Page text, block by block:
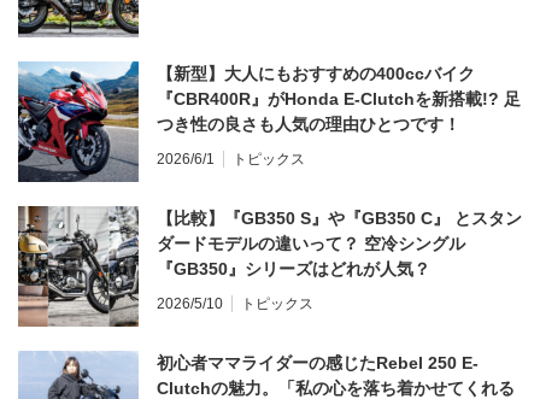
【新型】大人にもおすすめの400ccバイク
『CBR400R』がHonda E-Clutchを新搭載!? 足
つき性の良さも人気の理由ひとつです！
2026/6/1 トピックス
【比較】『GB350 S』や『GB350 C』 とスタン
ダードモデルの違いって？ 空冷シングル
『GB350』シリーズはどれが人気？
2026/5/10 トピックス
初心者ママライダーの感じたRebel 250 E-
Clutchの魅力。「私の心を落ち着かせてくれる